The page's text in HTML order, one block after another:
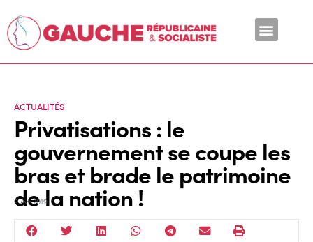
ACTUALITÉS
Privatisations : le
gouvernement se coupe les
bras et brade le patrimoine
de la nation !
9 Avr 2019